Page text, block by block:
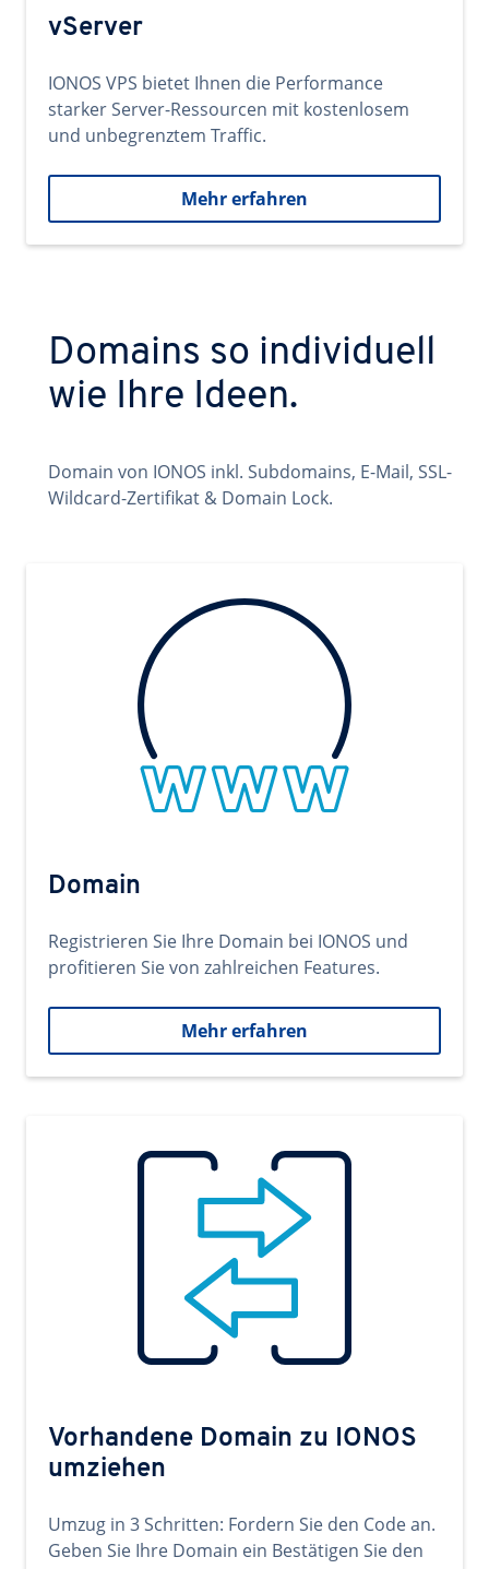
vServer
IONOS VPS bietet Ihnen die Performance
starker Server-Ressourcen mit kostenlosem
und unbegrenztem Traffic.
Mehr erfahren
Domains so individuell
wie Ihre Ideen.
Domain von IONOS inkl. Subdomains, E-Mail, SSL-
Wildcard-Zertifikat & Domain Lock.
Domain
Registrieren Sie Ihre Domain bei IONOS und
profitieren Sie von zahlreichen Features.
Mehr erfahren
Vorhandene Domain zu IONOS
umziehen
Umzug in 3 Schritten: Fordern Sie den Code an.
Geben Sie Ihre Domain ein Bestätigen Sie den